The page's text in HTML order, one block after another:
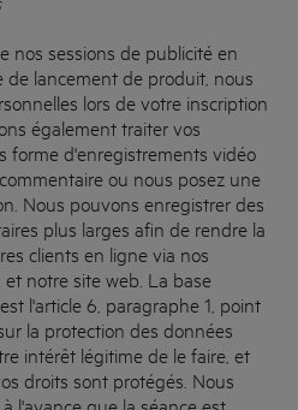
nos sessions de publicité en
de lancement de produit, nous
lors de votre inscription
également traiter vos
forme d'enregistrements vidéo
ou nous posez une
Nous pouvons enregistrer des
plus larges afin de rendre la
clients en ligne via nos
notre site web. La base
l'article 6, paragraphe 1, point
la protection des données
intérêt légitime de le faire, et
droits sont protégés. Nous
l'avance que la séance est